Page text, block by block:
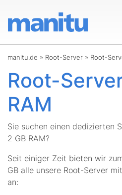
manitu.de » Root-Server » Root-
Root-
RAM
Sie suchen einen dedizierten
2 GB RAM?
Seit einiger Zeit bieten wir
GB alle unsere Root-Server
an: